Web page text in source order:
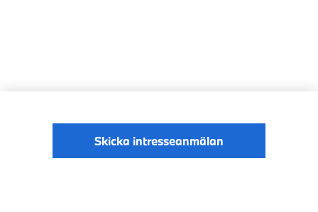
Skicka intresseanmälan